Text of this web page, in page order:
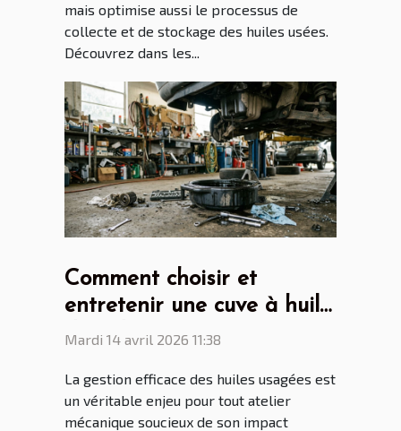
mais optimise aussi le processus de
collecte et de stockage des huiles usées.
Découvrez dans les...
Comment choisir et
entretenir une cuve à huile
de vidange pour son
Mardi 14 avril 2026 11:38
La gestion efficace des huiles usagées est
un véritable enjeu pour tout atelier
mécanique soucieux de son impact